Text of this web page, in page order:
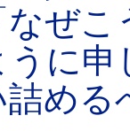
なぜ
に
詰め